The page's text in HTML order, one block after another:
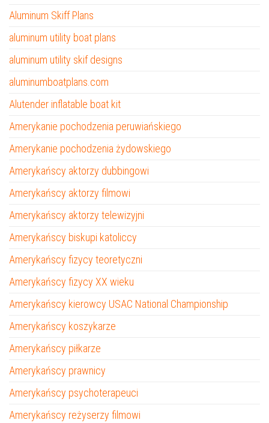
Aluminum Skiff Plans
aluminum utility boat plans
aluminum utility skif designs
aluminumboatplans.com
Alutender inflatable boat kit
Amerykanie pochodzenia peruwiańskiego
Amerykanie pochodzenia żydowskiego
Amerykańscy aktorzy dubbingowi
Amerykańscy aktorzy filmowi
Amerykańscy aktorzy telewizyjni
Amerykańscy biskupi katoliccy
Amerykańscy fizycy teoretyczni
Amerykańscy fizycy XX wieku
Amerykańscy kierowcy USAC National Championship
Amerykańscy koszykarze
Amerykańscy piłkarze
Amerykańscy prawnicy
Amerykańscy psychoterapeuci
Amerykańscy reżyserzy filmowi